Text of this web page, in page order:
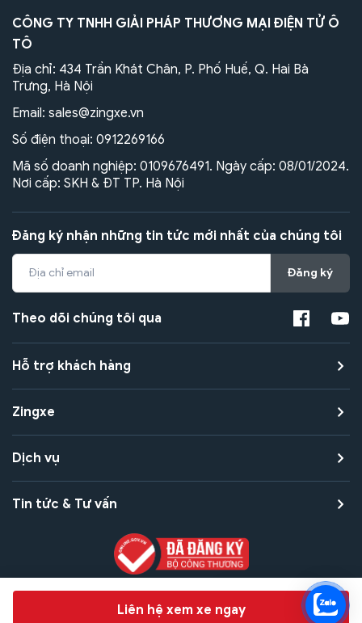
Chat hỗ trợ
Liên hệ xem xe ngay
CÔNG TY TNHH GIẢI PHÁP THƯƠNG MẠI ĐIỆN TỬ Ô
TÔ
Địa chỉ: 434 Trần Khát Chân, P. Phố Huế, Q. Hai Bà
Trưng, Hà Nội
Email: sales@zingxe.vn
Số điện thoại: 0912269166
Mã số doanh nghiệp: 0109676491. Ngày cấp: 08/01/2024.
Nơi cấp: SKH & ĐT TP. Hà Nội
Đăng ký nhận những tin tức mới nhất của chúng tôi
Đăng ký
Theo dõi chúng tôi qua
Hỗ trợ khách hàng
Zingxe
Dịch vụ
Tin tức & Tư vấn
Bảo mật quyền riêng tư
Điều khoản sử dụng